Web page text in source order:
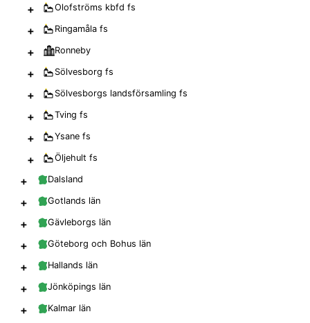
+ Olofströms kbfd fs
+ Ringamåla fs
+ Ronneby
+ Sölvesborg fs
+ Sölvesborgs landsförsamling fs
+ Tving fs
+ Ysane fs
+ Öljehult fs
+ Dalsland
+ Gotlands län
+ Gävleborgs län
+ Göteborg och Bohus län
+ Hallands län
+ Jönköpings län
+ Kalmar län